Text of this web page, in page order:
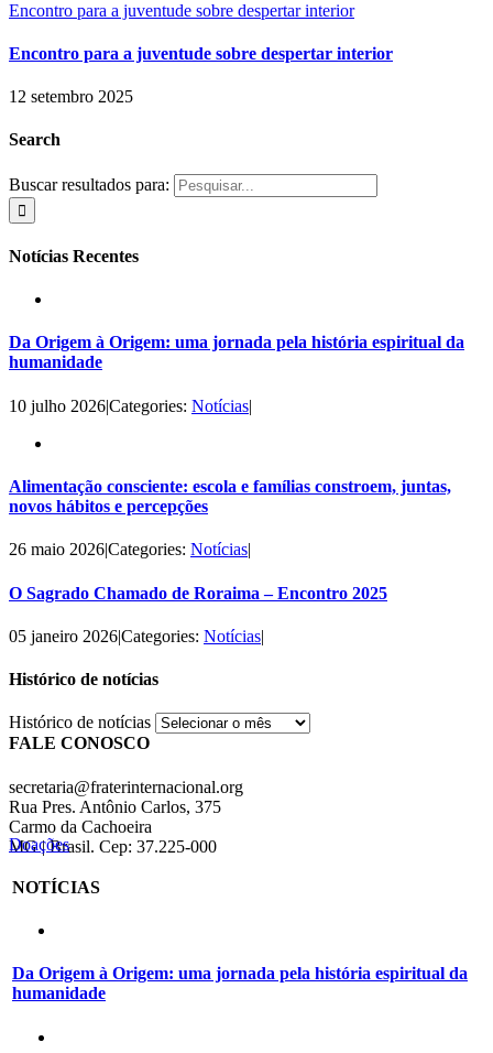
Encontro para a juventude sobre despertar interior
Encontro para a juventude sobre despertar interior
12 setembro 2025
Search
Buscar resultados para:
Notícias Recentes
Da Origem à Origem: uma jornada pela história espiritual da
humanidade
10 julho 2026|Categories: Notícias|
Alimentação consciente: escola e famílias constroem, juntas,
novos hábitos e percepções
26 maio 2026|Categories: Notícias|
O Sagrado Chamado de Roraima – Encontro 2025
05 janeiro 2026|Categories: Notícias|
Histórico de notícias
Histórico de notícias
FALE CONOSCO
secretaria@fraterinternacional.org
Rua Pres. Antônio Carlos, 375
Carmo da Cachoeira
MG | Brasil. Cep: 37.225-000
Doações
NOTÍCIAS
Da Origem à Origem: uma jornada pela história espiritual da
humanidade